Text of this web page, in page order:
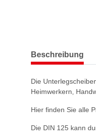
Beschreibung
Die
Heimwerkern,
Hier finden Sie alle
Die DIN 125 kann